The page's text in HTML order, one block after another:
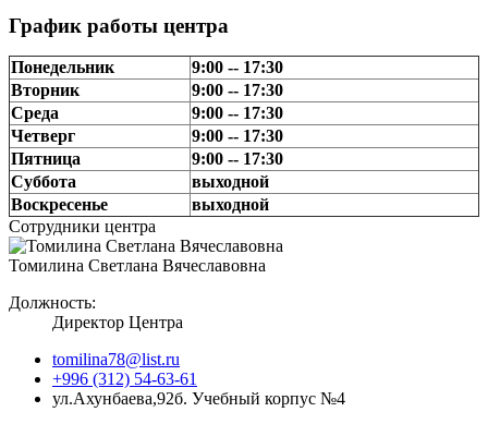
График работы центра
Понедельник
9:00 -- 17:30
Вторник
9:00 -- 17:30
Среда
9:00 -- 17:30
Четверг
9:00 -- 17:30
Пятница
9:00 -- 17:30
Суббота
выходной
Воскресенье
выходной
Сотрудники центра
Томилина Светлана Вячеславовна
Должность:
Директор Центра
tomilina78@list.ru
+996 (312) 54-63-61
ул.Ахунбаева,92б. Учебный корпус №4